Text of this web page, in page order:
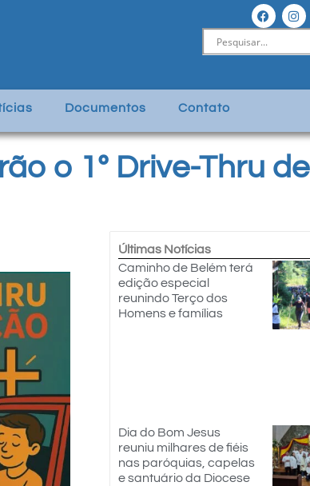
Documentos Contato
o 1º Drive-Thru de
Últimas Notícias
Caminho de Belém terá
edição especial
reunindo Terço dos
Homens e famílias
Dia do Bom Jesus
reuniu milhares de fiéis
nas paróquias, capelas
e santuário da Diocese